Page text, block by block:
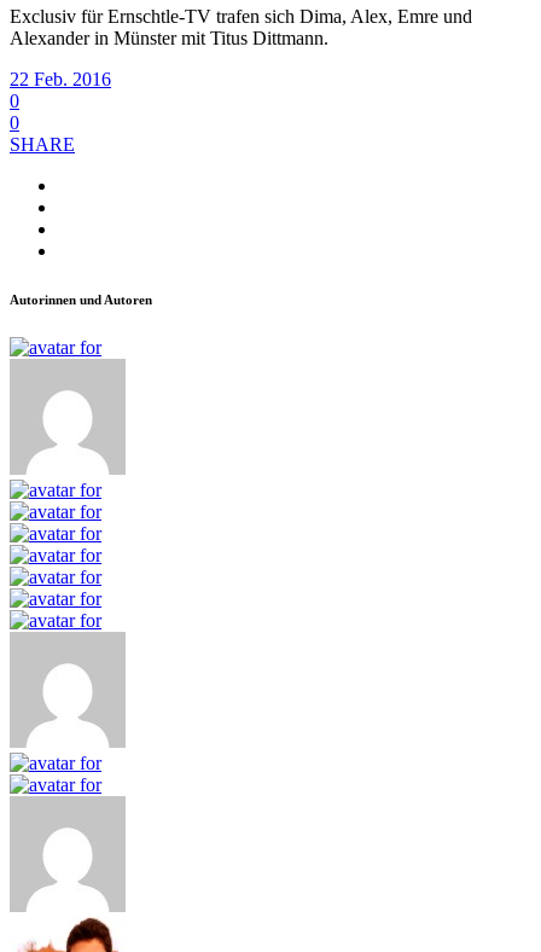
Exclusiv für Ernschtle-TV trafen sich Dima, Alex, Emre und
Alexander in Münster mit Titus Dittmann.
22 Feb. 2016
0
0
SHARE
Autorinnen und Autoren